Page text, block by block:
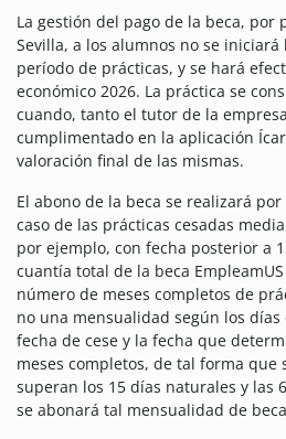
La gestión del pago de la beca,
Sevilla, a los alumnos no se
período de prácticas, y se hará
económico 2026. La práctica se
cuando, tanto el tutor de la
cumplimentado en la aplicación
valoración final de las mismas.
El abono de la beca se realizará
caso de las prácticas cesadas
por ejemplo, con fecha posterior a
cuantía total de la beca
número de meses completos de
no una mensualidad según los
fecha de cese y la fecha que
meses completos, de tal forma que
superan los 15 días naturales y las
se abonará tal mensualidad de